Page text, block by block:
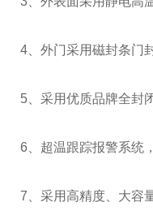
4 、外门采用磁封条
5 、采用优质品牌全
6 、超温跟踪报警系
7 、采用高精度、大